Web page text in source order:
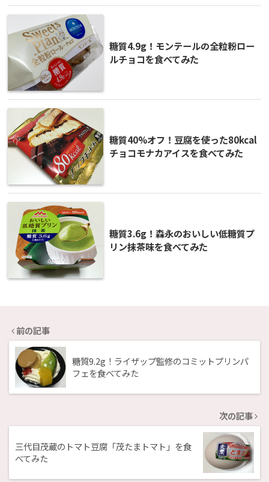
糖質4.9g！モンテールの全粒粉ロー
ルチョコを食べてみた
糖質40%オフ！豆腐を使った80kcal
チョコモナカアイスを食べてみた
糖質3.6g！森永のおいしい低糖質プ
リン抹茶味を食べてみた
前の記事
糖質9.2g！ライザップ監修のコミットプリンパ
フェを食べてみた
次の記事
三代目茂蔵のトマト豆腐「茂たまトマト」を食
べてみた